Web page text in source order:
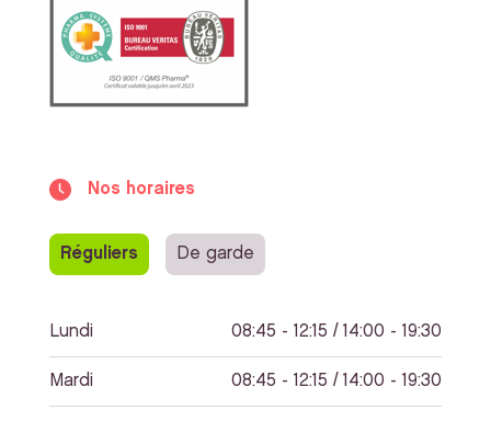
Nos horaires
Réguliers De garde
Lundi 08:45 - 12:15 / 14:00 - 19:30
Mardi 08:45 - 12:15 / 14:00 - 19:30